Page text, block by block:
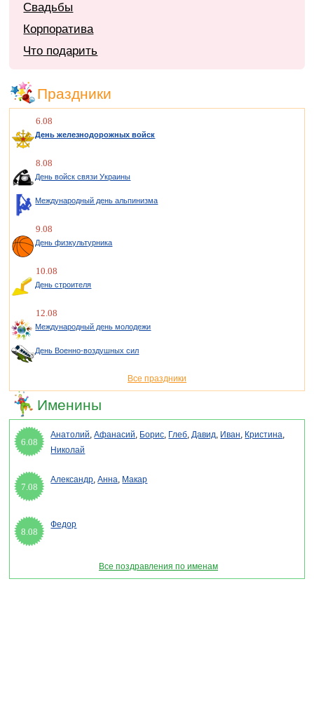
Свадьбы
Корпоратива
Что подарить
Праздники
6.08
День железнодорожных войск
8.08
День войск связи Украины
Международный день альпинизма
9.08
День физкультурника
10.08
День строителя
12.08
Международный день молодежи
День Военно-воздушных сил
Все праздники
Именины
6.08
Анатолий,Афанасий, Борис, Глеб,Давид, Иван, Кристина,
Николай
7.08
Александр,Анна, Макар
8.08
Федор
Все поздравления по именам